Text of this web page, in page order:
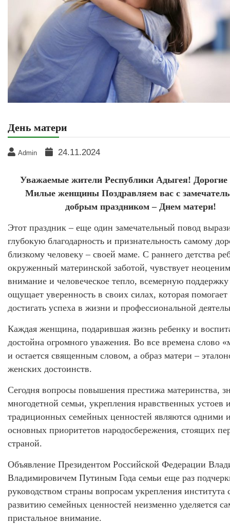
День матери
Admin 24.11.2024
Уважаемые жители Республики Адыгея! Дорогие
Милые женщины Поздравляем вас с
добрым праздником – Днем матери!
Этот праздник – еще один замечательный повод
глубокую благодарность и признательность самому
близкому человеку – своей маме. С раннего детства
окруженный материнской заботой, чувствует
внимание и человеческое тепло, всемерную
ощущает уверенность в своих силах, которая
достигать успеха в жизни и профессиональной
Каждая женщина, подарившая жизнь ребенку и
достойна огромного уважения. Во все времена слово
и остается священным словом, а образ матери –
женских достоинств.
Сегодня вопросы повышения престижа материнства,
многодетной семьи, укрепления нравственных устоев
традиционных семейных ценностей являются одними
основных приоритетов народосбережения, стоящих
страной.
Объявление Президентом Российской Федерации
Владимировичем Путиным Года семьи еще раз
руководством страны вопросам укрепления института
развитию семейных ценностей неизменно уделяется
пристальное внимание.